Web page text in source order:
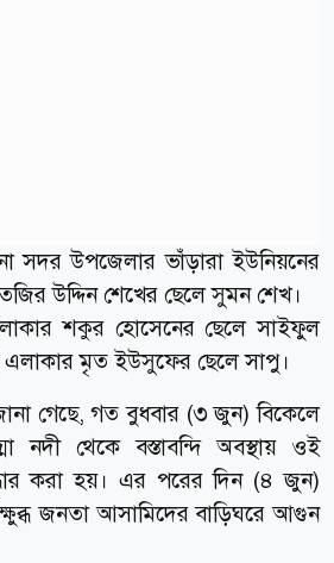
সদর উপজেলার ভাঁড়ারা ইউনিয়নের
উদ্দিন শেখের ছেলে সুমন শেখ।
এলাকার শকুর হোসেনের ছেলে সাইফুল
মৃত ইউসুফের ছেলে সাপু।
গেছে, গত বুধবার (৩ জুন) বিকেলে
নদী থেকে বস্তাবন্দি অবস্থায় ওই
করা হয়। এর পরের দিন (৪ জুন)
জনতা আসামিদের বাড়িঘরে আগুন